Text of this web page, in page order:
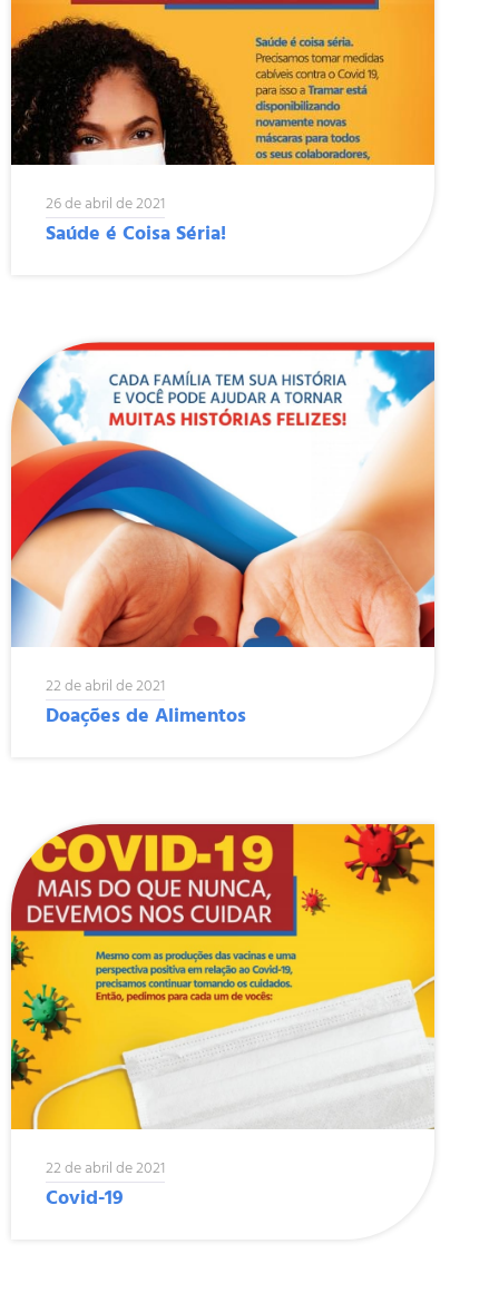
26 de abril de 2021
Saúde é Coisa Séria!
22 de abril de 2021
Doações de Alimentos
22 de abril de 2021
Covid-19